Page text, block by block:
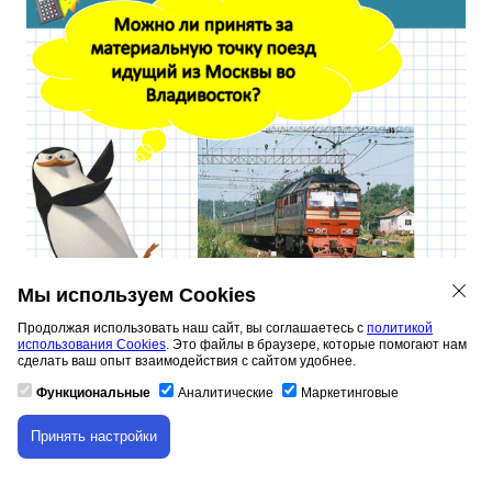
Можно ли принять за материальную точку поезд
идущий из Москвы во Владивосток?
Скачивание материала доступно только для
авторизованных пользователей.
Мы используем Cookies
Продолжая использовать наш сайт, вы соглашаетесь с политикой
использования Cookies. Это файлы в браузере, которые помогают нам
сделать ваш опыт взаимодействия с сайтом удобнее.
Функциональные Аналитические Маркетинговые
Принять настройки